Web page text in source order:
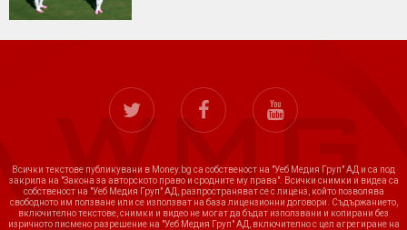
Всички текстове публикувани в Money.bg са собственост на "Уеб Медия Груп" АД и са под
закрила на "Закона за авторското право и сродните му права". Всички снимки и видеа са
собственост на "Уеб Медия Груп" АД, разпространяват се с лиценз, който позволява
свободното им ползване или се използват на база лицензионни договори. Съдържанието,
включително текстове, снимки и видео не могат да бъдат използвани и копирани без
изричното писмено разрешение на "Уеб Медия Груп" АД, включително с цел агрегиране на